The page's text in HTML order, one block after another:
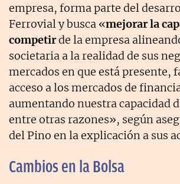
empresa, forma parte del
Ferrovial y busca «mejorar la
competirde la empresa
societaria a la realidad de sus
mercados en que está presente,
acceso a los mercados de
aumentando nuestra capacidad
entre otras razones», según
del Pino en la explicación a sus
Cambios en la Bolsa